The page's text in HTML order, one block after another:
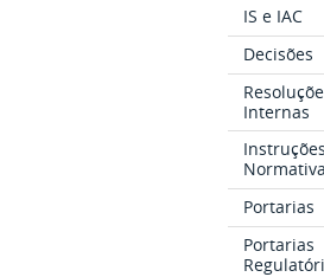
IS e IAC
Decisões
Internas
Instruções
Portarias
Portarias